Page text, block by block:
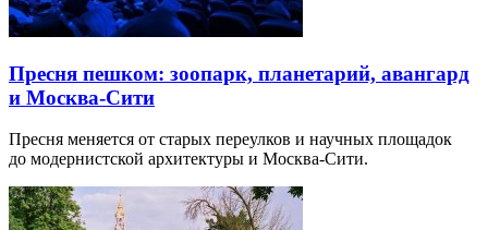
Пресня пешком: зоопарк, планетарий, авангард
и Москва-Сити
Пресня меняется от старых переулков и научных площадок
до модернистской архитектуры и Москва-Сити.